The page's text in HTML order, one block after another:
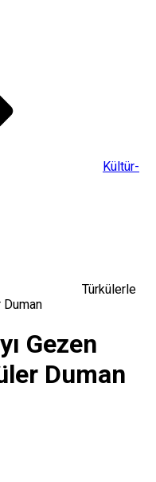
Kültür-
Türkülerle
Duman
Gezen
Duman